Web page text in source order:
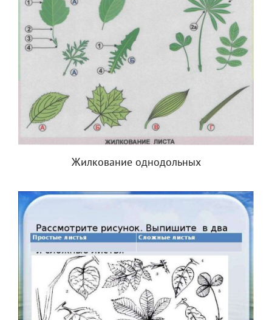
Жилкование однодольных